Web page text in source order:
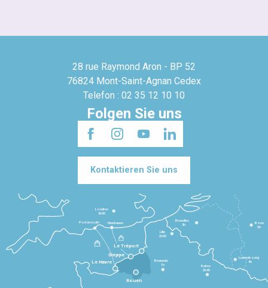
28 rue Raymond Aron - BP 52
76824 Mont-Saint-Agnan Cedex
Telefon : 02 35 12 10 10
Folgen Sie uns
Kontaktieren Sie uns
Le Havre
Dieppe
Le Tréport
Beauvais
1h
Reims
2h45
Lille
2h30
Bruxelles
3h
Londres
3h30
Newhaven
Portsmouth
Bonn
5h
Luxembourg
4h
Rouen